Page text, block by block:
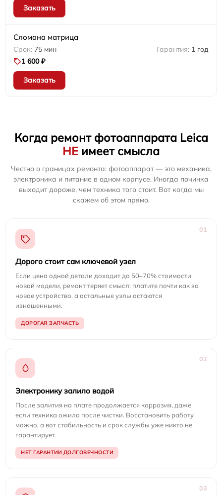
Заказать
Сломана матрица
75 мин
1 год
1 600 ₽
Заказать
Когда ремонт фотоаппарата Leica
НЕ имеет смысла
Честно о границах ремонта: фотоаппарат — это механика,
электроника и питание в одном корпусе. Иногда починка
выходит дороже, чем техника того стоит. Вот когда мы
скажем об этом прямо.
01
Дорого стоит сам ключевой узел
Если цена одной детали доходит до 50–70% стоимости
новой модели, ремонт теряет смысл: платите почти как за
новое устройство, а остальные узлы остаются
изношенными.
ДОРОГАЯ ЗАПЧАСТЬ
02
Электронику залило водой
После залития на плате продолжается коррозия, даже
если техника ожила после чистки. Восстановить работу
можно, а вот стабильность и срок службы уже никто не
гарантирует.
НЕТ ГАРАНТИИ ДОЛГОВЕЧНОСТИ
03